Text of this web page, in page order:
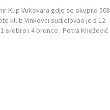
Kup Vukovara gdje se okupilo 508
klub Vinkovci sudjelovao je s 12
srebro i 4 bronce. Petra Knežević